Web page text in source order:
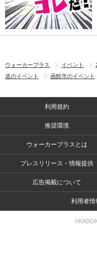
ウォーカープラス イベント
道のイベント
函館市のイベント
利用規約
推奨環境
ウォーカープラスとは
プレスリリース・情報提供
広告掲載について
利用者情